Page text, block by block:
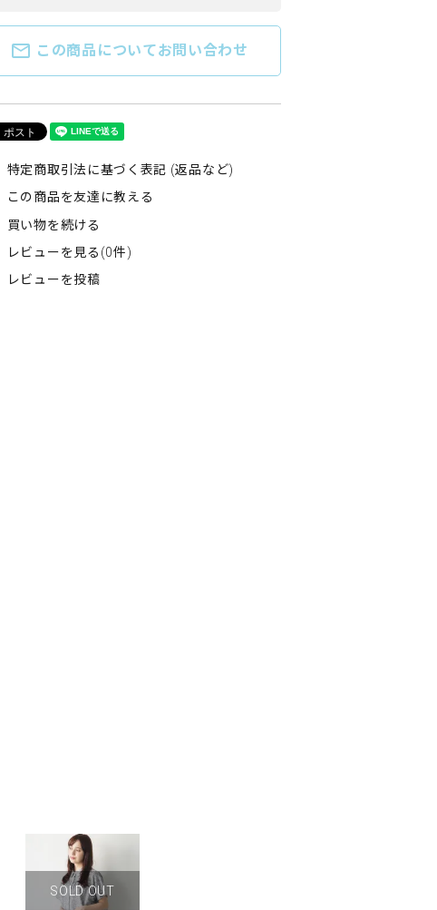
mail_outline この商品についてお問い合わせ
特定商取引法に基づく表記 (返品など)
この商品を友達に教える
買い物を続ける
レビューを見る(0件)
レビューを投稿
SOLD OUT